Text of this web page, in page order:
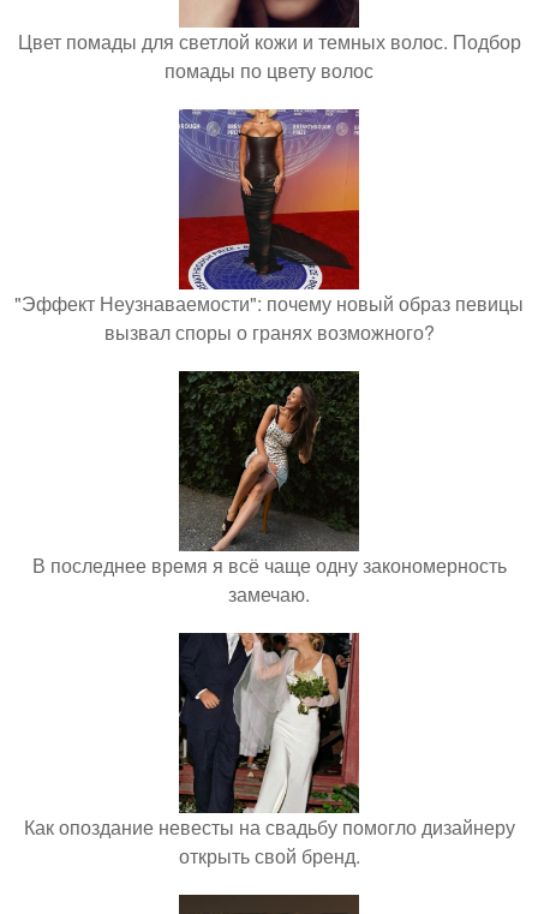
Цвет помады для светлой кожи и темных волос. Подбор
помады по цвету волос
"Эффект Неузнаваемости": почему новый образ певицы
вызвал споры о гранях возможного?
В последнее время я всё чаще одну закономерность
замечаю.
Как опоздание невесты на свадьбу помогло дизайнеру
открыть свой бренд.